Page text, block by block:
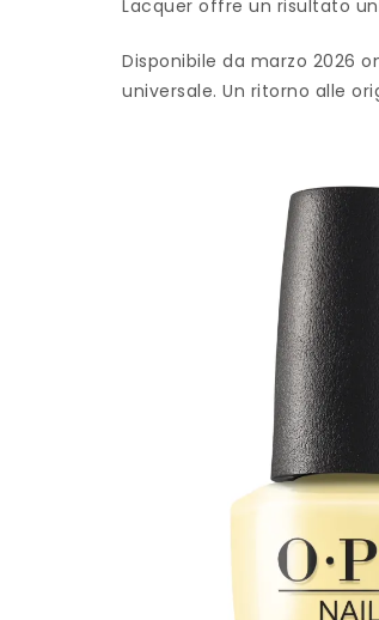
Lacquer offre un risultato
Disponibile da marzo 2026
universale. Un ritorno alle